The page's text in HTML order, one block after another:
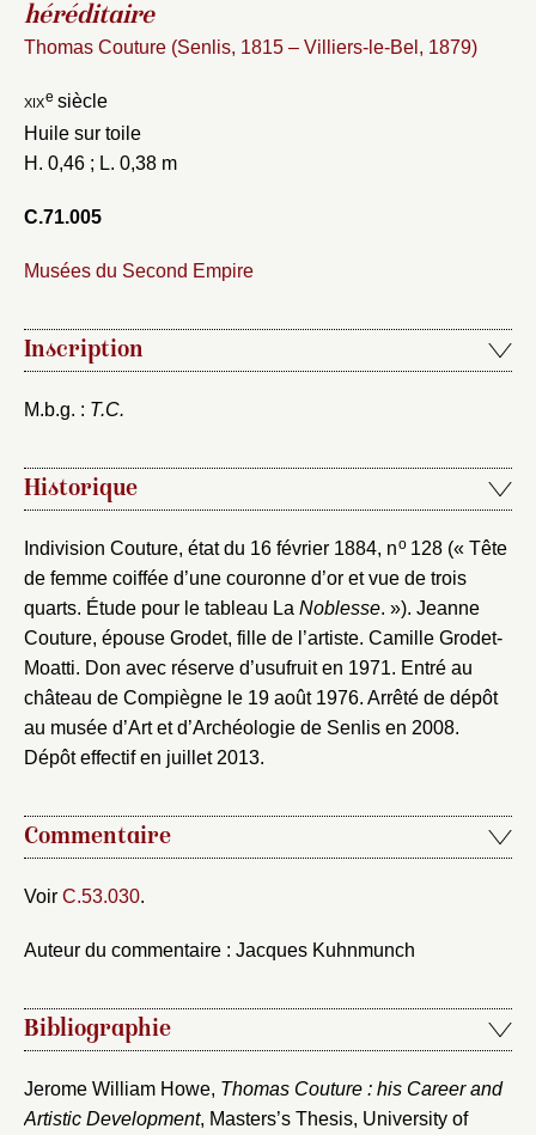
héréditaire
Thomas Couture (Senlis, 1815 – Villiers-le-Bel, 1879)
xixe siècle
Huile sur toile
H. 0,46 ; L. 0,38 m
C.71.005
Musées du Second Empire
Inscription
M.b.g. : T.C.
Historique
Indivision Couture, état du 16 février 1884, no128 (« Tête
de femme coiffée d’une couronne d’or et vue de trois
quarts. Étude pour le tableau La Noblesse. »). Jeanne
Couture, épouse Grodet, fille de l’artiste. Camille Grodet-
Moatti. Don avec réserve d’usufruit en 1971. Entré au
château de Compiègne le 19 août 1976. Arrêté de dépôt
au musée d’Art et d’Archéologie de Senlis en 2008.
Dépôt effectif en juillet 2013.
Commentaire
Voir C.53.030.
Auteur du commentaire : Jacques Kuhnmunch
Bibliographie
Jerome William Howe, Thomas Couture : his Career and
Artistic Development, Masters’s Thesis, University of
Choix du dossier où ajouter la